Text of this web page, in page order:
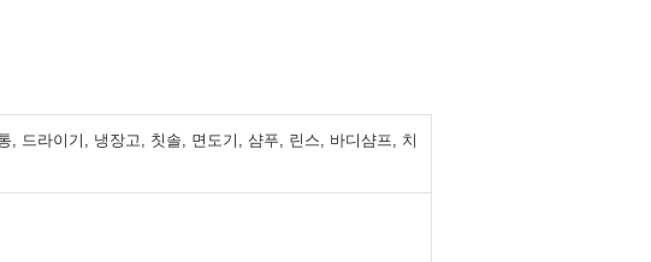
, 드라이기, 냉장고, 칫솔, 면도기, 샴푸, 린스, 바디샴프, 치